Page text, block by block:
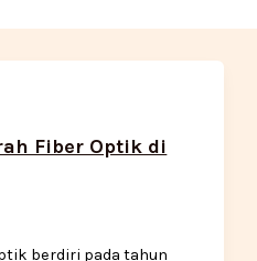
Fiber Optik di
berdiri pada tahun